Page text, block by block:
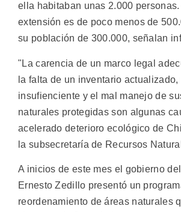
ella habitaban unas 2.000 personas.
extensión es de poco menos de
su población de 300.000, señalan
"La carencia de un marco legal
la falta de un inventario
insufienciente y el mal manejo de
naturales protegidas son algunas
acelerado deterioro ecológico de
la subsecretaría de Recursos
A inicios de este mes el gobierno
Ernesto Zedillo presentó un
reordenamiento de áreas naturales